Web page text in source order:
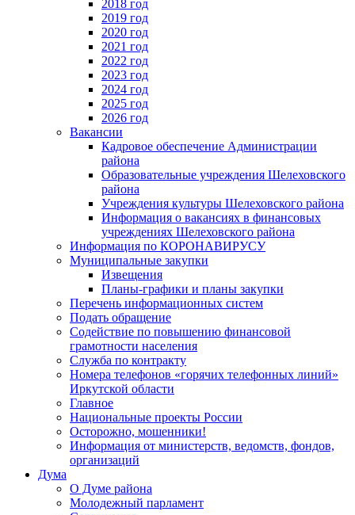
2018 год
2019 год
2020 год
2021 год
2022 год
2023 год
2024 год
2025 год
2026 год
Вакансии
Кадровое обеспечение Администрации
района
Образовательные учреждения Шелеховского
района
Учреждения культуры Шелеховского района
Информация о вакансиях в финансовых
учреждениях Шелеховского района
Информация по КОРОНАВИРУСУ
Муниципальные закупки
Извещения
Планы-графики и планы закупки
Перечень информационных систем
Подать обращение
Содействие по повышению финансовой
грамотности населения
Служба по контракту
Номера телефонов «горячих телефонных линий»
Иркутской области
Главное
Национальные проекты России
Осторожно, мошенники!
Информация от министерств, ведомств, фондов,
организаций
Дума
О Думе района
Молодежный парламент